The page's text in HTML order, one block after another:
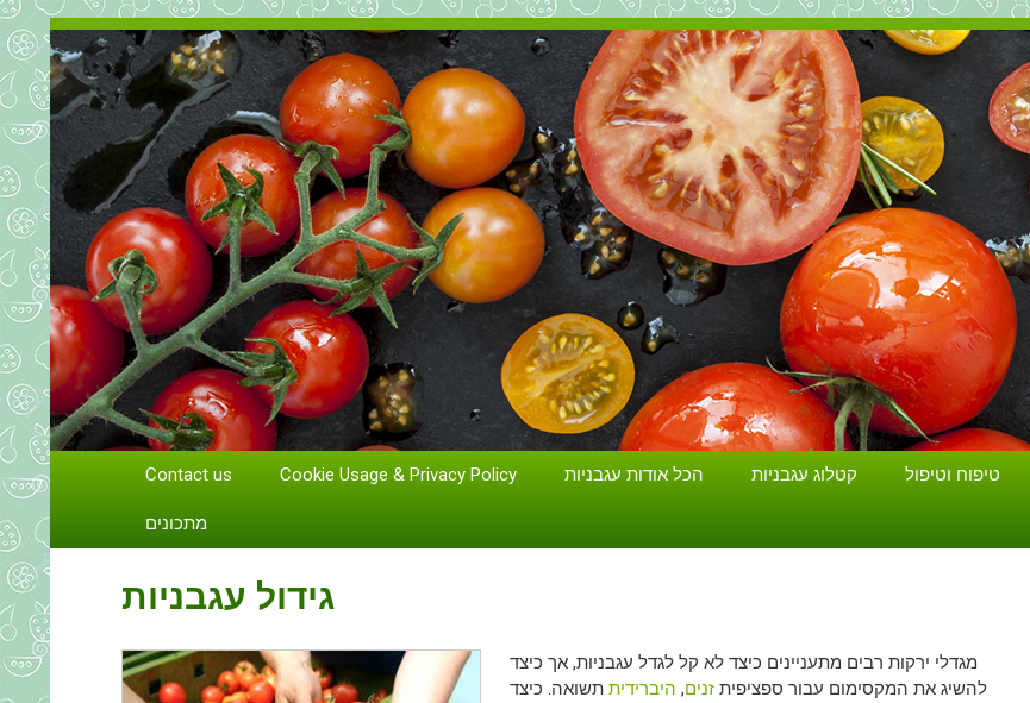
הכל על עגבניות. גידול עגבניות. זנים ושתילים. גידול וטיפול בעגבניות
Contact us Cookie Usage & Privacy Policy הכל אודות עגבניות קטלוג עגבניות טיפוח וטיפול
מתכונים
גידול עגבניות
מגדלי ירקות רבים מתעניינים כיצד לא קל לגדל עגבניות, אך כיצד
להשיג את המקסימום עבור ספציפית זנים, היברידית תשואה. כיצד